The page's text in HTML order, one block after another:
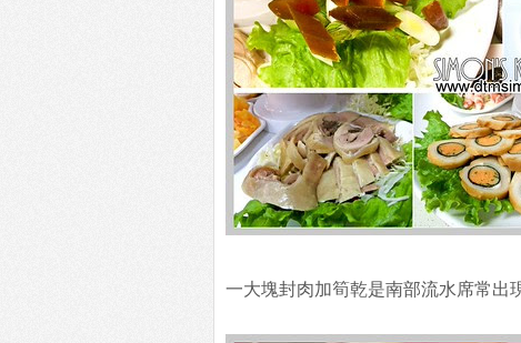
一大塊封肉加筍乾是南部流水席常出